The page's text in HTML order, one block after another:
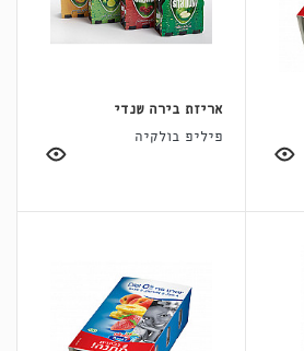
אריזת בירה שנדי
פיליפ בולקיה